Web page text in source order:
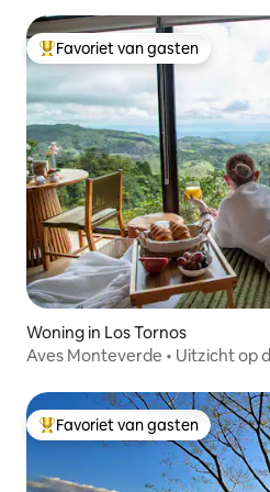
Topfavoriet van gasten
Favoriet van gasten
Woning in Los Tornos
Aves Monteverde • Uitzicht op
Topfavoriet van gasten
Favoriet van gasten